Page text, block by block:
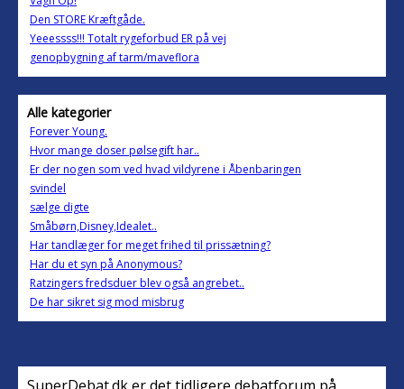
Den STORE Kræftgåde.
Yeeessss!!! Totalt rygeforbud ER på vej
genopbygning af tarm/maveflora
Alle kategorier
Forever Young.
Hvor mange doser pølsegift har..
Er der nogen som ved hvad vildyrene i Åbenbaringen
svindel
sælge digte
Småbørn,Disney,Idealet..
Har tandlæger for meget frihed til prissætning?
Har du et syn på Anonymous?
Ratzingers fredsduer blev også angrebet..
De har sikret sig mod misbrug